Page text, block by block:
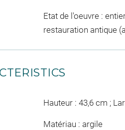
Etat de l'oeuvre :
restauration antique
Hauteur : 43,6 cm ;
Matériau : argile